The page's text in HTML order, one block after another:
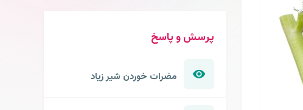
پرسش و پاسخ
مضرات خوردن شیر زیاد